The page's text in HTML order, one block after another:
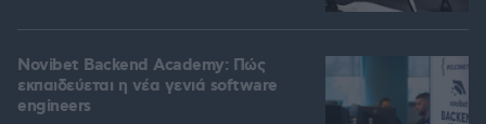
Novibet Backend Academy: Πώς
εκπαιδεύεται η νέα γενιά software
engineers